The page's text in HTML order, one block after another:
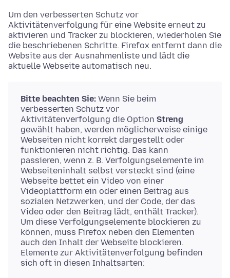
Um den verbesserten Schutz vor
Aktivitätenverfolgung für eine Website erneut zu
aktivieren und Tracker zu blockieren, wiederholen Sie
die beschriebenen Schritte. Firefox entfernt dann die
Website aus der Ausnahmenliste und lädt die
aktuelle Webseite automatisch neu.
Bitte beachten Sie: Wenn Sie beim
verbesserten Schutz vor
Aktivitätenverfolgung die Option Streng
gewählt haben, werden möglicherweise einige
Webseiten nicht korrekt dargestellt oder
funktionieren nicht richtig. Das kann
passieren, wenn z. B. Verfolgungselemente im
Webseiteninhalt selbst versteckt sind (eine
Webseite bettet ein Video von einer
Videoplattform ein oder einen Beitrag aus
sozialen Netzwerken, und der Code, der das
Video oder den Beitrag lädt, enthält Tracker).
Um diese Verfolgungselemente blockieren zu
können, muss Firefox neben den Elementen
auch den Inhalt der Webseite blockieren.
Elemente zur Aktivitätenverfolgung befinden
sich oft in diesen Inhaltsarten: